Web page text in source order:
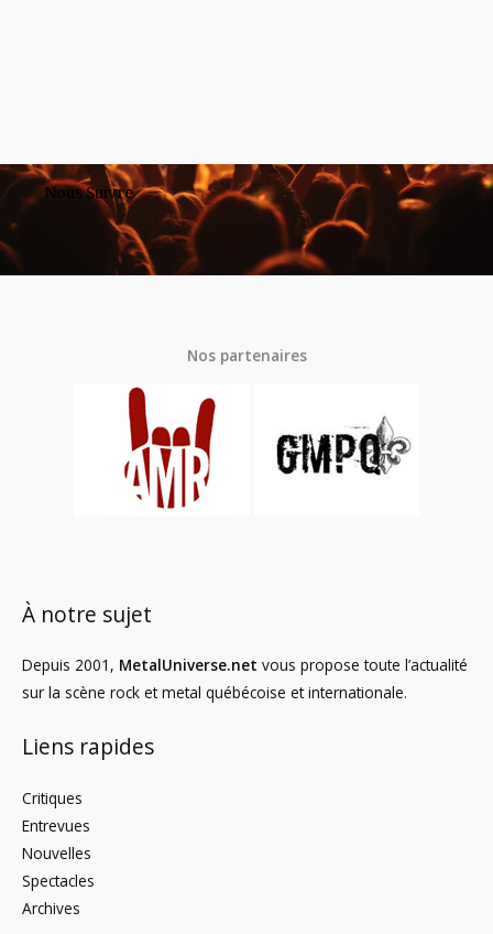
Nous Suivre
Nos partenaires
À notre sujet
Depuis 2001, MetalUniverse.net vous propose toute l’actualité
sur la scène rock et metal québécoise et internationale.
Liens rapides
Critiques
Entrevues
Nouvelles
Spectacles
Archives